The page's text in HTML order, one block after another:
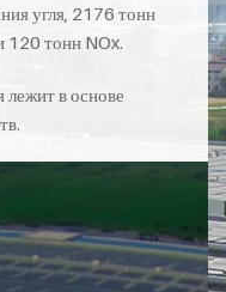
угля, 2176 тонн
120 тонн NOx.
лежит в основе